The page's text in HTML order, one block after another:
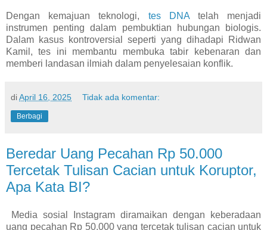
Dengan kemajuan teknologi, tes DNAtelah menjadi
instrumen penting dalam pembuktian hubungan biologis.
Dalam kasus kontroversial seperti yang dihadapi Ridwan
Kamil, tes ini membantu membuka tabir kebenaran dan
memberi landasan ilmiah dalam penyelesaian konflik.
diApril 16, 2025 Tidak ada komentar:
Berbagi
Beredar Uang Pecahan Rp 50.000
Tercetak Tulisan Cacian untuk Koruptor,
Apa Kata BI?
Media sosial Instagram diramaikan dengan keberadaan
uang pecahan Rp 50.000 yang tercetak tulisan cacian untuk